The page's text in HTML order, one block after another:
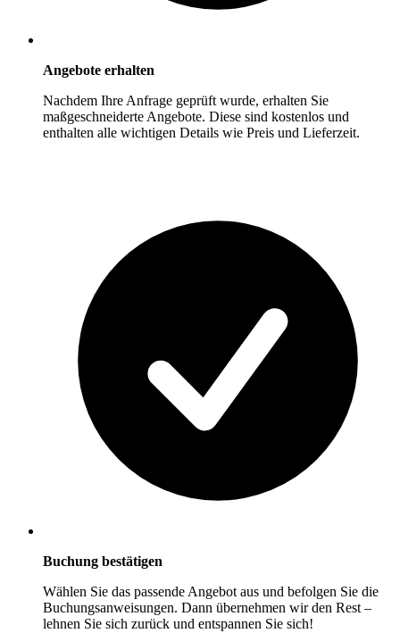
Angebote erhalten
Nachdem Ihre Anfrage geprüft wurde, erhalten Sie
maßgeschneiderte Angebote. Diese sind kostenlos und
enthalten alle wichtigen Details wie Preis und Lieferzeit.
Buchung bestätigen
Wählen Sie das passende Angebot aus und befolgen Sie die
Buchungsanweisungen. Dann übernehmen wir den Rest –
lehnen Sie sich zurück und entspannen Sie sich!